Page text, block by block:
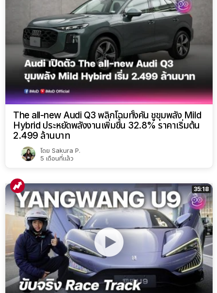
The all-new Audi Q3 พลิกโฉมทั้งคัน ชูขุมพลัง Mild
Hybrid ประหยัดพลังงานเพิ่มขึ้น 32.8% ราคาเริ่มต้น
2.499 ล้านบาท
โดย Sakura P.
5 เดือนที่แล้ว
35:18